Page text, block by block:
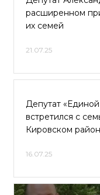
расширенном
их семей
21.07.25
Депутат
встретился с
Кировском
16.07.25